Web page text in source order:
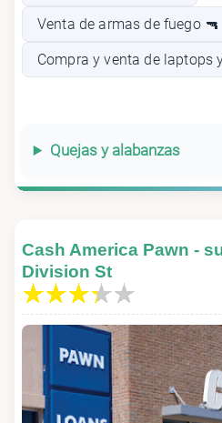
Venta de armas de fuego 🔫
Compra y venta de laptops
Quejas y alabanzas
Cash America Pawn -
Division St